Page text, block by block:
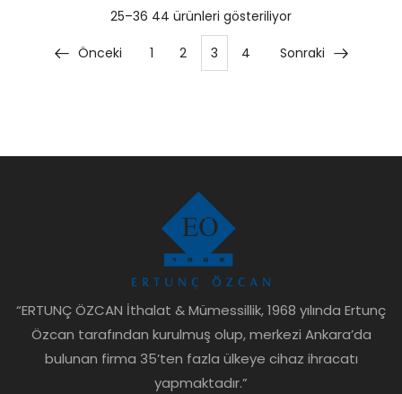
hacim kontrolü…
25–36 44 ürünleri gösteriliyor
Önceki 1 2 3 4 Sonraki
“ERTUNÇ ÖZCAN İthalat & Mümessillik, 1968 yılında Ertunç
Özcan tarafından kurulmuş olup, merkezi Ankara’da
bulunan firma 35’ten fazla ülkeye cihaz ihracatı
yapmaktadır.”